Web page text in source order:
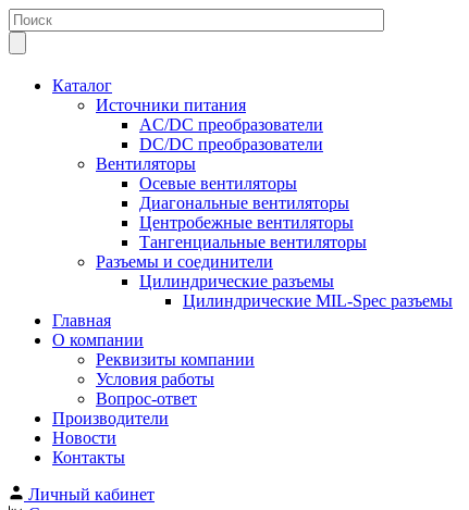
Каталог
Источники питания
AC/DC преобразователи
DC/DC преобразователи
Вентиляторы
Осевые вентиляторы
Диагональные вентиляторы
Центробежные вентиляторы
Тангенциальные вентиляторы
Разъемы и соединители
Цилиндрические разъемы
Цилиндрические MIL-Spec разъемы
Главная
О компании
Реквизиты компании
Условия работы
Вопрос-ответ
Производители
Новости
Контакты
Личный кабинет